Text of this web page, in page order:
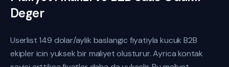
Deger
Userlist 149 dolar/aylik baslangic fiyatiyla kucuk B2B
ekipler icin yuksek bir maliyet olusturur. Ayrica kontak